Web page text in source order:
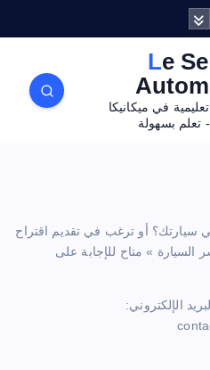
Le Secret
في ميكانيكا
تعلم بسهولة
أو ترغب في تقديم اقتراح
» متاح للإجابة على
الإلكتروني: